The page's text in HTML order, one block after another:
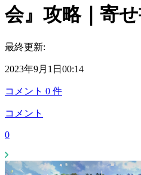
会』攻略｜寄
最終更新:
2023年9月1日00:14
コメント 0 件
コメント
0